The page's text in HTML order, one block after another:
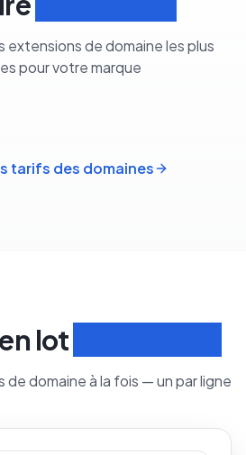
extensions de domaine les plus
pour votre marque
tarifs des domaines
lot
de domaine à la fois — un par ligne